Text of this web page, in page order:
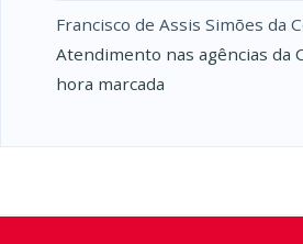
Francisco de Assis Simões da
Atendimento nas agências da
hora marcada